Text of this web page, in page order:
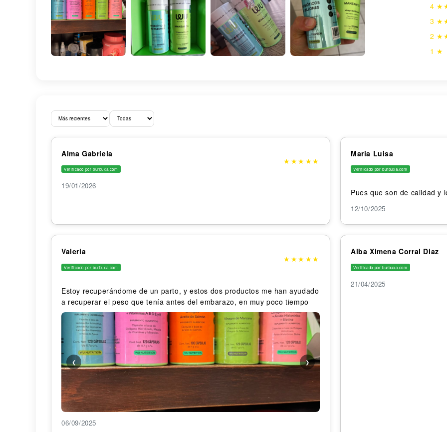
Open
media
in
gallery
view
in
gallery
view
4
3
2
1 ★
Alma Gabriela
Verificado por burbuxa.com
★ ★★ ★★
19/01/2026
Maria Luisa
Verificado por burbuxa.com
Pues que son de calidad y
12/10/2025
Valeria
Verificado por burbuxa.com
★ ★★ ★★
Estoy recuperándome de un parto, y estos dos productos me han ayudado
a recuperar el peso que tenía antes del embarazo, en muy poco tiempo
❮ ❯
06/09/2025
Alba Ximena Corral Diaz
Verificado por burbuxa.com
21/04/2025